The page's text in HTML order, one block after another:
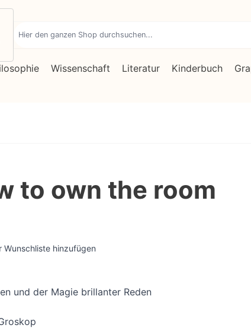
Wissenschaft Literatur Kinderbuch
to own the room
Wunschliste hinzufügen
und der Magie brillanter Reden